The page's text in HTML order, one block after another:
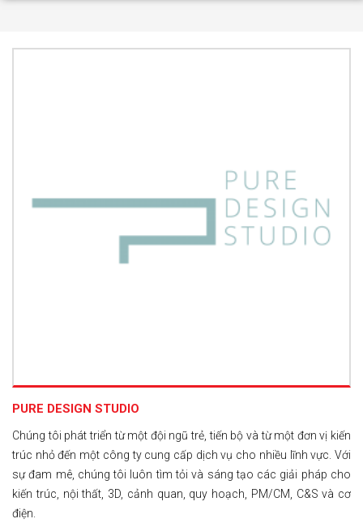
PURE DESIGN STUDIO
Chúng tôi phát triển từ một đội ngũ trẻ, tiến bộ và từ một đơn vị kiến
trúc nhỏ đến một công ty cung cấp dịch vụ cho nhiều lĩnh vực. Với
sự đam mê, chúng tôi luôn tìm tỏi và sáng tạo các giải pháp cho
kiến trúc, nội thất, 3D, cảnh quan, quy hoạch, PM/CM, C&S và cơ
điện.